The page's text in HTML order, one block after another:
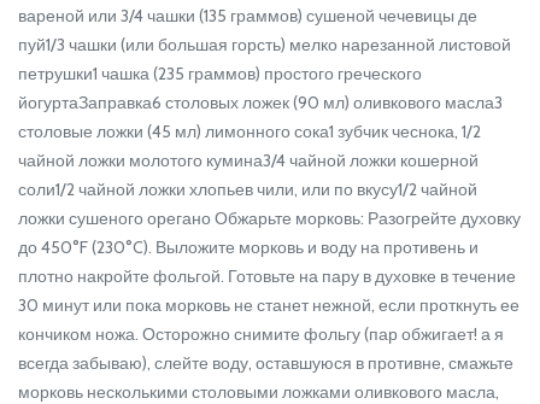
вареной или 3/4 чашки (135 граммов) сушеной чечевицы де
пуй1/3 чашки (или большая горсть) мелко нарезанной листовой
петрушки1 чашка (235 граммов) простого греческого
йогуртаЗаправка6 столовых ложек (90 мл) оливкового масла3
столовые ложки (45 мл) лимонного сока1 зубчик чеснока, 1/2
чайной ложки молотого кумина3/4 чайной ложки кошерной
соли1/2 чайной ложки хлопьев чили, или по вкусу1/2 чайной
ложки сушеного орегано Обжарьте морковь: Разогрейте духовку
до 450°F (230°C). Выложите морковь и воду на противень и
плотно накройте фольгой. Готовьте на пару в духовке в течение
30 минут или пока морковь не станет нежной, если проткнуть ее
кончиком ножа. Осторожно снимите фольгу (пар обжигает! а я
всегда забываю), слейте воду, оставшуюся в противне, смажьте
морковь несколькими столовыми ложками оливкового масла,